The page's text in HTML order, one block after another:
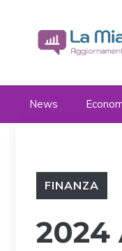
contenuto
News
FINANZA
2024